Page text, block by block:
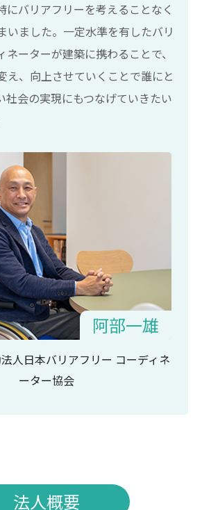
阿部一雄
人日本バリアフリー コーディネ
ーター協会
にバリアフリーを考えることなく
いました。一定水準を有したバリ
ネーターが建築に携わることで、
え、向上させていくことで誰にと
社会の実現にもつなげていきたい
法人概要